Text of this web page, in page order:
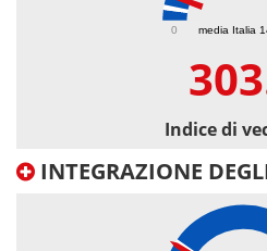
media Italia
0
Indice di
INTEGRAZIONE